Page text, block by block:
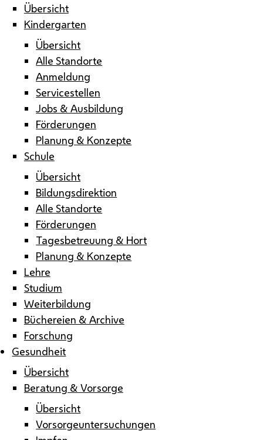
Übersicht
Kindergarten
Übersicht
Alle Standorte
Anmeldung
Servicestellen
Jobs & Ausbildung
Förderungen
Planung & Konzepte
Schule
Übersicht
Bildungsdirektion
Alle Standorte
Förderungen
Tagesbetreuung & Hort
Planung & Konzepte
Lehre
Studium
Weiterbildung
Büchereien & Archive
Forschung
Gesundheit
Übersicht
Beratung & Vorsorge
Übersicht
Vorsorgeuntersuchungen